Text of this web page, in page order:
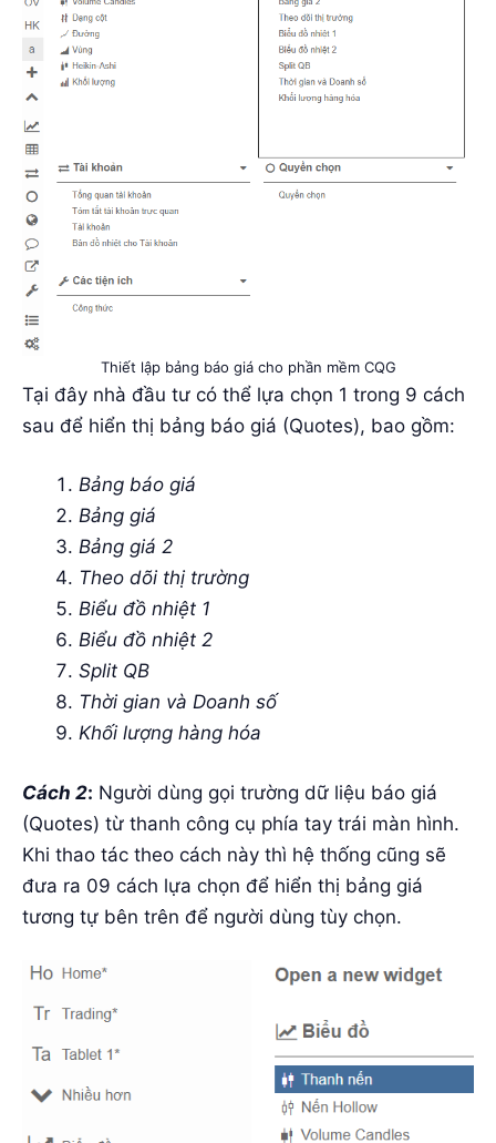
Thiết lập bảng báo giá cho phần mềm CQG
Tại đây nhà đầu tư có thể lựa chọn 1 trong 9 cách
sau để hiển thị bảng báo giá (Quotes), bao gồm:
Bảng báo giá
Bảng giá
Bảng giá 2
Theo dõi thị trường
Biểu đồ nhiệt 1
Biểu đồ nhiệt 2
Split QB
Thời gian và Doanh số
Khối lượng hàng hóa
Cách 2: Người dùng gọi trường dữ liệu báo giá
(Quotes) từ thanh công cụ phía tay trái màn hình.
Khi thao tác theo cách này thì hệ thống cũng sẽ
đưa ra 09 cách lựa chọn để hiển thị bảng giá
tương tự bên trên để người dùng tùy chọn.